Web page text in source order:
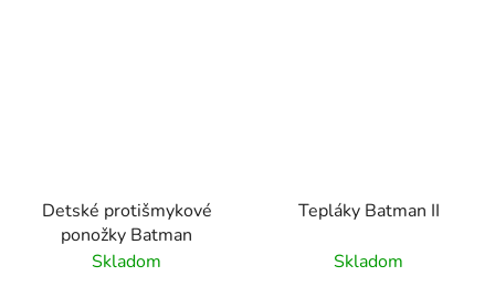
Detské protišmykové
ponožky Batman
Skladom
Tepláky Batman II
Skladom